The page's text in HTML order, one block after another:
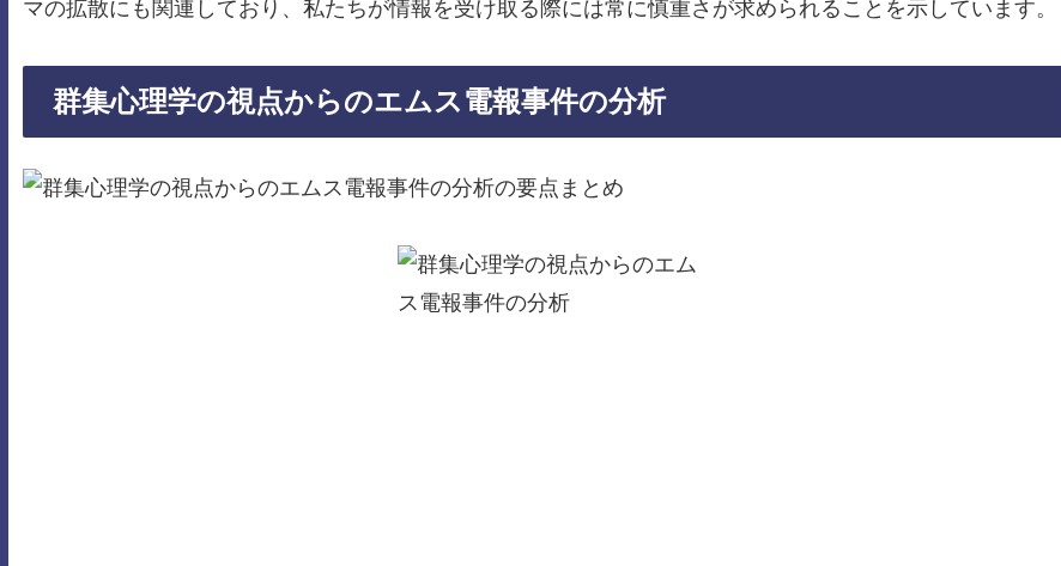
マの拡散にも関連しており、私たちが情報を受け取る際には常に慎重さが求められることを示しています。
群集心理学の視点からのエムス電報事件の分析